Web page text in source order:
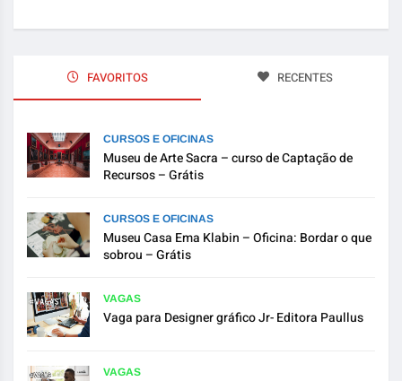
FAVORITOS RECENTES
CURSOS E OFICINAS
Museu de Arte Sacra – curso de Captação de
Recursos – Grátis
CURSOS E OFICINAS
Museu Casa Ema Klabin – Oficina: Bordar o que
sobrou – Grátis
VAGAS
Vaga para Designer gráfico Jr- Editora Paullus
VAGAS